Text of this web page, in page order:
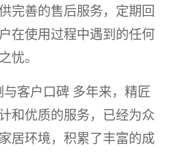
完善的售后服务，定期回
在使用过程中遇到的任何
忧。
客户口碑 多年来，精匠
和优质的服务，已经为众
居环境，积累了丰富的成